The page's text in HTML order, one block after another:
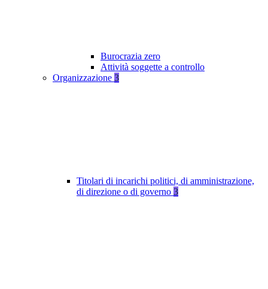
Burocrazia zero
Attività soggette a controllo
Organizzazione 3
Titolari di incarichi politici, di amministrazione,
di direzione o di governo 3